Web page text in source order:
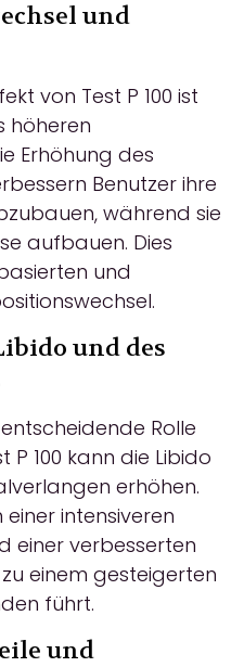
und
von Test P 100 ist
höheren
Erhöhung des
Benutzer ihre
während sie
aufbauen. Dies
und
und des
Rolle
P 100 kann die Libido
erhöhen.
intensiveren
einer verbesserten
einem gesteigerten
führt.
und